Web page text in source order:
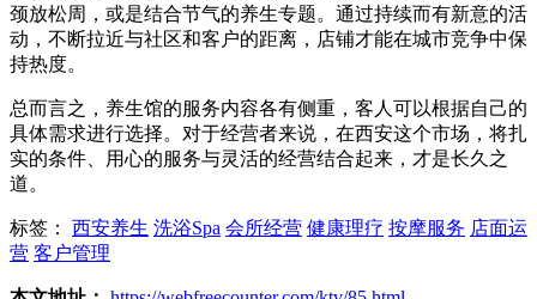
颈放松周，或是结合节气的养生专题。通过持续而有新意的活
动，不断拉近与社区和客户的距离，店铺才能在城市竞争中保
持热度。
总而言之，养生馆的服务内容各有侧重，客人可以根据自己的
具体需求进行选择。对于经营者来说，在西安这个市场，将扎
实的条件、用心的服务与灵活的经营结合起来，才是长久之
道。
标签： 西安养生 洗浴Spa 会所经营 健康理疗 按摩服务 店面运
营 客户管理